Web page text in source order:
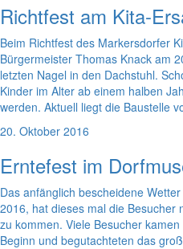
Richtfest am Kita-
Beim Richtfest des Markersdorfer
Bürgermeister Thomas Knack am
letzten Nagel in den Dachstuhl.
Kinder im Alter ab einem halben
werden. Aktuell liegt die Baustelle
20. Oktober 2016
Erntefest im
Das anfänglich bescheidene
2016, hat dieses mal die Besucher
zu kommen. Viele Besucher
Beginn und begutachteten das